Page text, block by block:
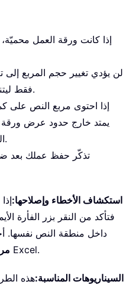
إذا كانت ورقة العمل
لن يؤدي تغيير حجم المربع
فقط ليتناسب مع أبعاد النص المحدد.
إذا احتوى مربع النص على
يمتد خارج حدود عرض ورقة
التخطيط بعد إجراء التعديلات.
تذكّر حفظ عملك بعد
استكشاف الأخطاء وإصلاحها:
فتأكد من النقر بزر الفأرة
داخل منطقة النص نفسها.
في الإصدارات الأقدم من Excel.
السيناريوهات المناسبة:هذه